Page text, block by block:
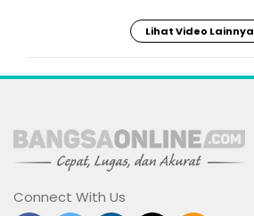
Lihat Video Lainnya
Connect With Us